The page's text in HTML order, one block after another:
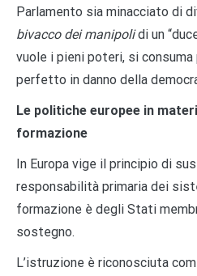
Parlamento sia minacciato di
bivacco dei manipolidi un
vuole i pieni poteri, si
perfetto in danno della
Le politiche europee in
formazione
In Europa vige il principio di
responsabilità primaria dei
formazione è degli Stati
sostegno.
L’istruzione è riconosciuta